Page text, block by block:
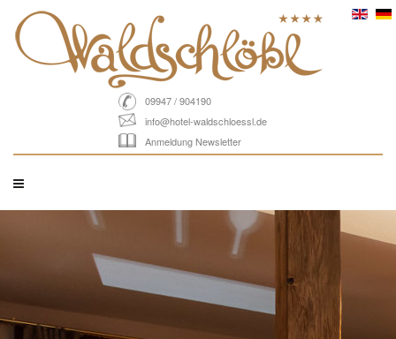
09947 / 904190
info@hotel-waldschloessl.de
Anmeldung Newsletter